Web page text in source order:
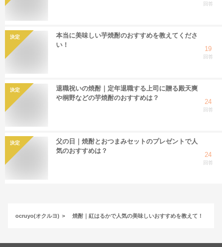
回答
決定
本当に美味しい芋焼酎のおすすめを教えてくださ
い！
19
回答
決定
退職祝いの焼酎｜定年退職する上司に贈る殿天爽
や桐野などの芋焼酎のおすすめは？
24
回答
決定
父の日｜焼酎とおつまみセットのプレゼントで人
気のおすすめは？
24
回答
ocruyo(オクルヨ) 焼酎｜紅はるかで人気の美味しいおすすめを教えて！